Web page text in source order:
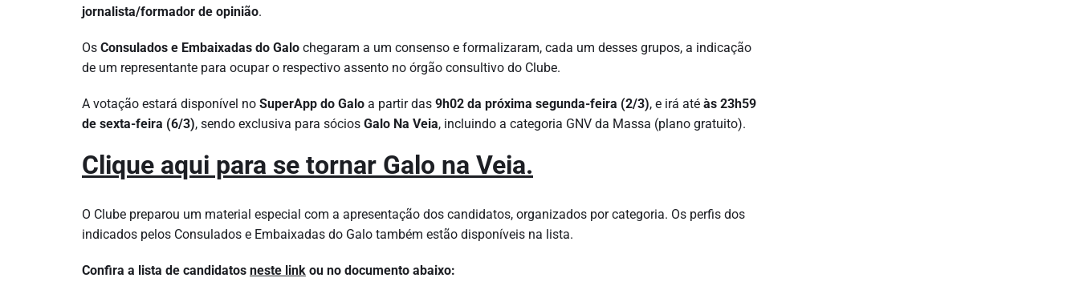
jornalista/formador de opinião.
Os Consulados e Embaixadas do Galo chegaram a um consenso e formalizaram, cada um desses grupos, a indicação
de um representante para ocupar o respectivo assento no órgão consultivo do Clube.
A votação estará disponível no SuperApp do Galo a partir das 9h02 da próxima segunda-feira (2/3), e irá até às 23h59
de sexta-feira (6/3), sendo exclusiva para sócios Galo Na Veia, incluindo a categoria GNV da Massa (plano gratuito).
Clique aqui para se tornar Galo na Veia.
O Clube preparou um material especial com a apresentação dos candidatos, organizados por categoria. Os perfis dos
indicados pelos Consulados e Embaixadas do Galo também estão disponíveis na lista.
Confira a lista de candidatos neste link ou no documento abaixo: